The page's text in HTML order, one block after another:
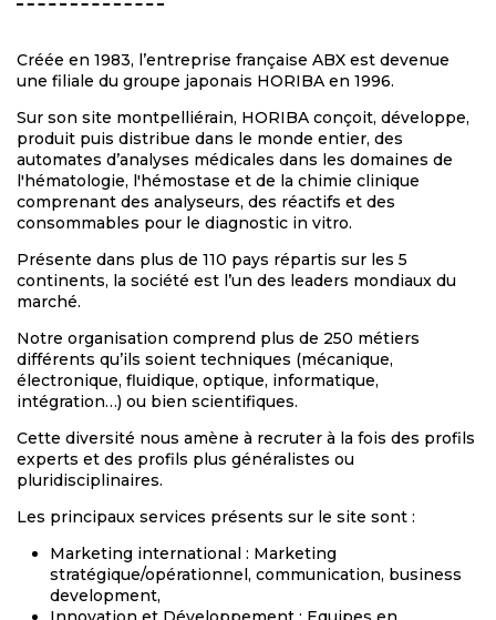
Créée en 1983, l’entreprise française ABX est devenue
une filiale du groupe japonais HORIBA en 1996.
Sur son site montpelliérain, HORIBA conçoit, développe,
produit puis distribue dans le monde entier, des
automates d’analyses médicales dans les domaines de
l'hématologie, l'hémostase et de la chimie clinique
comprenant des analyseurs, des réactifs et des
consommables pour le diagnostic in vitro.
Présente dans plus de 110 pays répartis sur les 5
continents, la société est l’un des leaders mondiaux du
marché.
Notre organisation comprend plus de 250 métiers
différents qu’ils soient techniques (mécanique,
électronique, fluidique, optique, informatique,
intégration…) ou bien scientifiques.
Cette diversité nous amène à recruter à la fois des profils
experts et des profils plus généralistes ou
pluridisciplinaires.
Les principaux services présents sur le site sont :
Marketing international : Marketing
stratégique/opérationnel, communication, business
development,